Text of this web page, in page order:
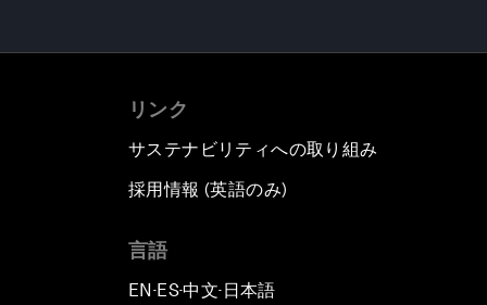
リンク
サステナビリティへの取り組み
採用情報 (英語のみ)
言語
EN ▪ES▪中文▪ 日本語